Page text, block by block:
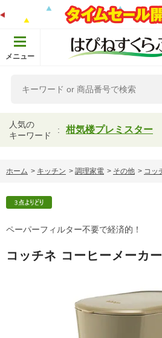
メニュー
人気の
キーワード
柑気楼プレミスター
ホーム > キッチン > 調理家電 > その他 > コッ
ペーパーフィルター不要で経済的！
コッチネ コーヒーメーカー